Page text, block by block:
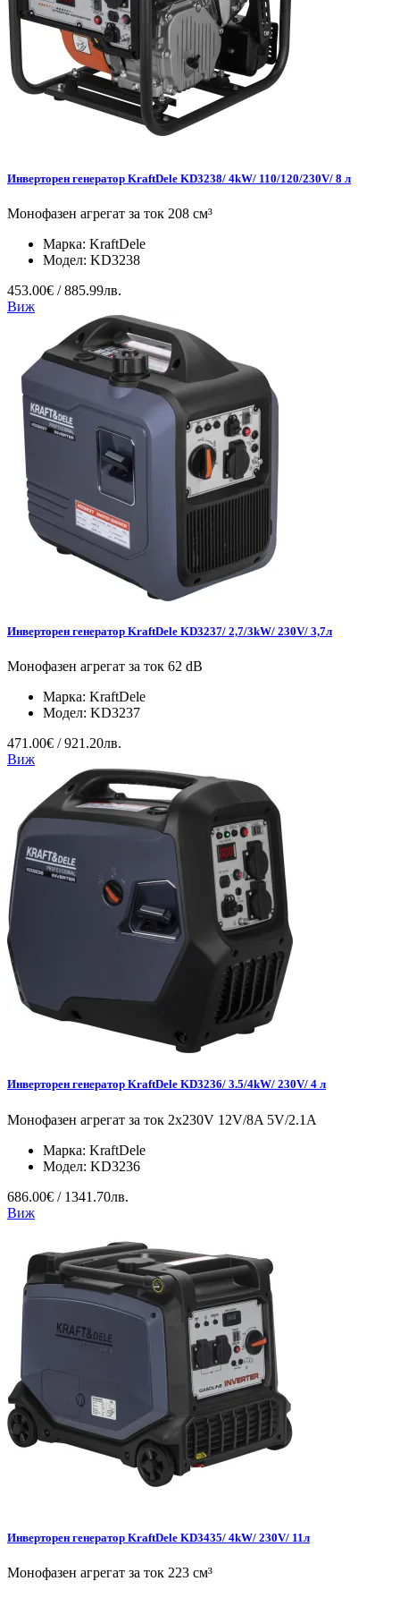
Инверторен генератор KraftDele KD3238/ 4kW/ 110/120/230V/ 8 л
Монофазен агрегат за ток 208 см³
Марка: KraftDele
Модел: KD3238
453.00€ / 885.99лв.
Виж
Инверторен генератор KraftDele KD3237/ 2,7/3kW/ 230V/ 3,7л
Монофазен агрегат за ток 62 dB
Марка: KraftDele
Модел: KD3237
471.00€ / 921.20лв.
Виж
Инверторен генератор KraftDele KD3236/ 3.5/4kW/ 230V/ 4 л
Монофазен агрегат за ток 2х230V 12V/8A 5V/2.1A
Марка: KraftDele
Модел: KD3236
686.00€ / 1341.70лв.
Виж
Инверторен генератор KraftDele KD3435/ 4kW/ 230V/ 11л
Монофазен агрегат за ток 223 см³